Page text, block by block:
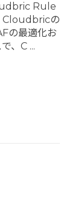
Rule
Cloudbricの
の最適化お
、C ...